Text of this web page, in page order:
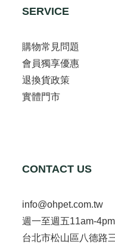
SERVICE
購物常見問題
會員獨享優惠
退換貨政策
實體門市
CONTACT US
info@ohpet.com.tw
週一至週五11am-4pm
台北市松山區八德路